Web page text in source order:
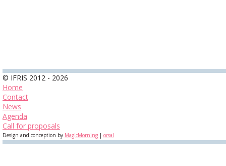
© IFRIS 2012 - 2026
Home
Contact
News
Agenda
Call for proposals
Design and conception by MagicMorning | orsal